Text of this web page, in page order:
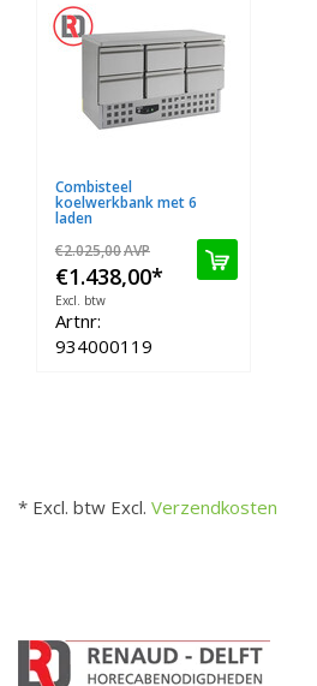
Combisteel
koelwerkbank met 6
laden
€2.025,00AVP
€1.438,00*
Excl. btw
Artnr:
934000119
* Excl. btw Excl. Verzendkosten